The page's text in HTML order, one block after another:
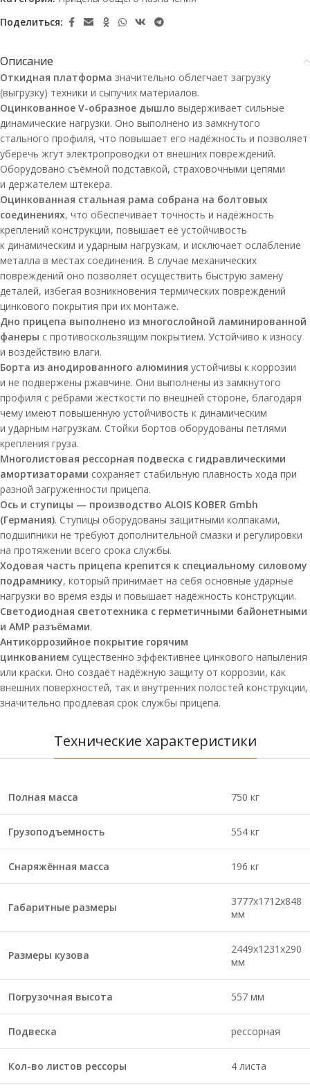
Поделиться:
Описание
Откидная платформа значительно облегчает загрузку
(выгрузку) техники и сыпучих материалов.
Оцинкованное V-образное дышло выдерживает сильные
динамические нагрузки. Оно выполнено из замкнутого
стального профиля, что повышает его надёжность и позволяет
уберечь жгут электропроводки от внешних повреждений.
Оборудовано съёмной подставкой, страховочными цепями
и держателем штекера.
Оцинкованная стальная рама собрана на болтовых
соединениях, что обеспечивает точность и надёжность
креплений конструкции, повышает её устойчивость
к динамическим и ударным нагрузкам, и исключает ослабление
металла в местах соединения. В случае механических
повреждений оно позволяет осуществить быструю замену
деталей, избегая возникновения термических повреждений
цинкового покрытия при их монтаже.
Дно прицепа выполнено из многослойной ламинированной
фанеры с противоскользящим покрытием. Устойчиво к износу
и воздействию влаги.
Борта из анодированного алюминия устойчивы к коррозии
и не подвержены ржавчине. Они выполнены из замкнутого
профиля с рёбрами жёсткости по внешней стороне, благодаря
чему имеют повышенную устойчивость к динамическим
и ударным нагрузкам. Стойки бортов оборудованы петлями
крепления груза.
Многолистовая рессорная подвеска с гидравлическими
амортизаторами сохраняет стабильную плавность хода при
разной загруженности прицепа.
Ось и ступицы — производство ALOIS KOBER Gmbh
(Германия). Ступицы оборудованы защитными колпаками,
подшипники не требуют дополнительной смазки и регулировки
на протяжении всего срока службы.
Ходовая часть прицепа крепится к специальному силовому
подрамнику, который принимает на себя основные ударные
нагрузки во время езды и повышает надёжность конструкции.
Светодиодная светотехника с герметичными байонетными
и AMP разъёмами.
Антикоррозийное покрытие горячим
цинкованием существенно эффективнее цинкового напыления
или краски. Оно создаёт надёжную защиту от коррозии, как
внешних поверхностей, так и внутренних полостей конструкции,
значительно продлевая срок службы прицепа.
Технические характеристики
Полная масса 750 кг
Грузоподъемность 554 кг
Снаряжённая масса 196 кг
Габаритные размеры
3777х1712х848
мм
Размеры кузова
2449х1231х290
мм
Погрузочная высота 557 мм
Подвеска рессорная
Кол-во листов рессоры 4 листа